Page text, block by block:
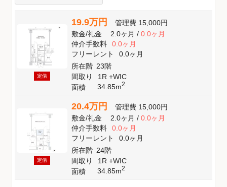
定借
19.9万円 管理費 15,000円
敷金/礼金 2.0ヶ月/ 0.0ヶ月
仲介手数料
0.0ヶ月
フリーレント
0.0ヶ月
所在階 23階
間取り
1R +WIC
面積
34.85m2
定借
20.4万円 管理費 15,000円
敷金/礼金 2.0ヶ月/ 0.0ヶ月
仲介手数料
0.0ヶ月
フリーレント
0.0ヶ月
所在階 24階
間取り
1R +WIC
面積
34.85m2